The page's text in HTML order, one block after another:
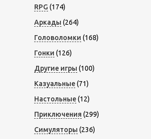
RPG (174)
Аркады (264)
Головоломки (168)
Гонки (126)
Другие игры (100)
Казуальные(71)
Настольные(12)
Приключения (299)
Симуляторы (236)